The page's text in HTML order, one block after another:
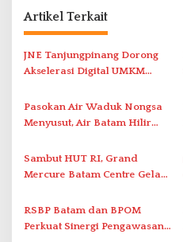
a
s
i
p
o
s
Artikel Terkait
JNE Tanjungpinang Dorong
Akselerasi Digital UMKM
2026
Pasokan Air Waduk Nongsa
Menyusut, Air Batam Hilir
Antar-IPAM
Sambut HUT RI, Grand
Mercure Batam Centre Gelar
Nusantara’
RSBP Batam dan BPOM
Perkuat Sinergi Pengawasan